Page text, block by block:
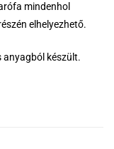
mindenhol
elhelyezhető.
készült.